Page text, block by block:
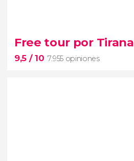
Free tour por Tirana
9,5 / 10 7.955 opiniones